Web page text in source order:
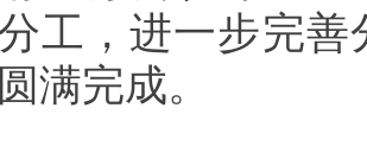
工，进一步完
满完成。